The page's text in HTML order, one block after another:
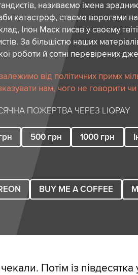
називаємо імена
катастроф, стаємо ворогами
Ілон Маск писав у своєму
За більшістю наших
роботи й сотні перевірених
від політичних примх
нам, чого не говорити
ПОЖЕРТВА ЧЕРЕЗ LIQPAY
500 грн 1000 грн
BUY ME A COFFEE
Потім із